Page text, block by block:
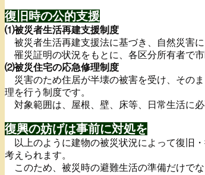
復旧時の公的支援
⑴被災者生活再建支援制度
被災者生活再建支援法に基づき、自然災害
罹災証明の状況をもとに、各区分所有者で
⑵被災住宅の応急修理制度
災害のため住居が半壊の被害を受け、その
理を行う制度です。
対象範囲は、屋根、壁、床等、日常生活に
復興の妨げは事前に対処を
以上のように建物の被災状況によって復旧
考えられます。
このため、被災時の避難生活の準備だけで